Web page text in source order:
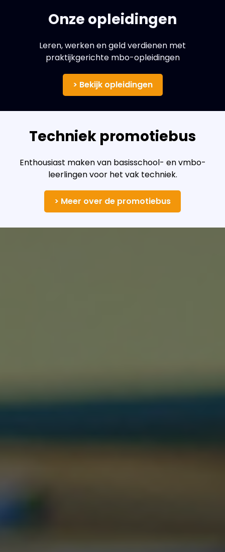
Onze opleidingen
Leren, werken en geld verdienen met
praktijkgerichte mbo-opleidingen
> Bekijk opleidingen
Techniek promotiebus
Enthousiast maken van basisschool- en vmbo-
leerlingen voor het vak techniek.
> Meer over de promotiebus